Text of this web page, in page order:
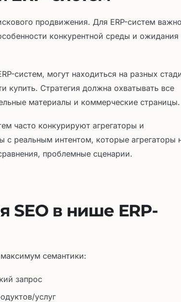
продвижения. Для ERP-систем важно
конкурентной среды и ожидания
систем, могут находиться на разных
купить. Стратегия должна охватывать все
материалы и коммерческие страницы.
часто конкурируют агрегаторы и
с реальным интентом, которые агрегаторы
проблемные сценарии.
SEO в нише ERP-
максимум семантики:
запрос
услуг